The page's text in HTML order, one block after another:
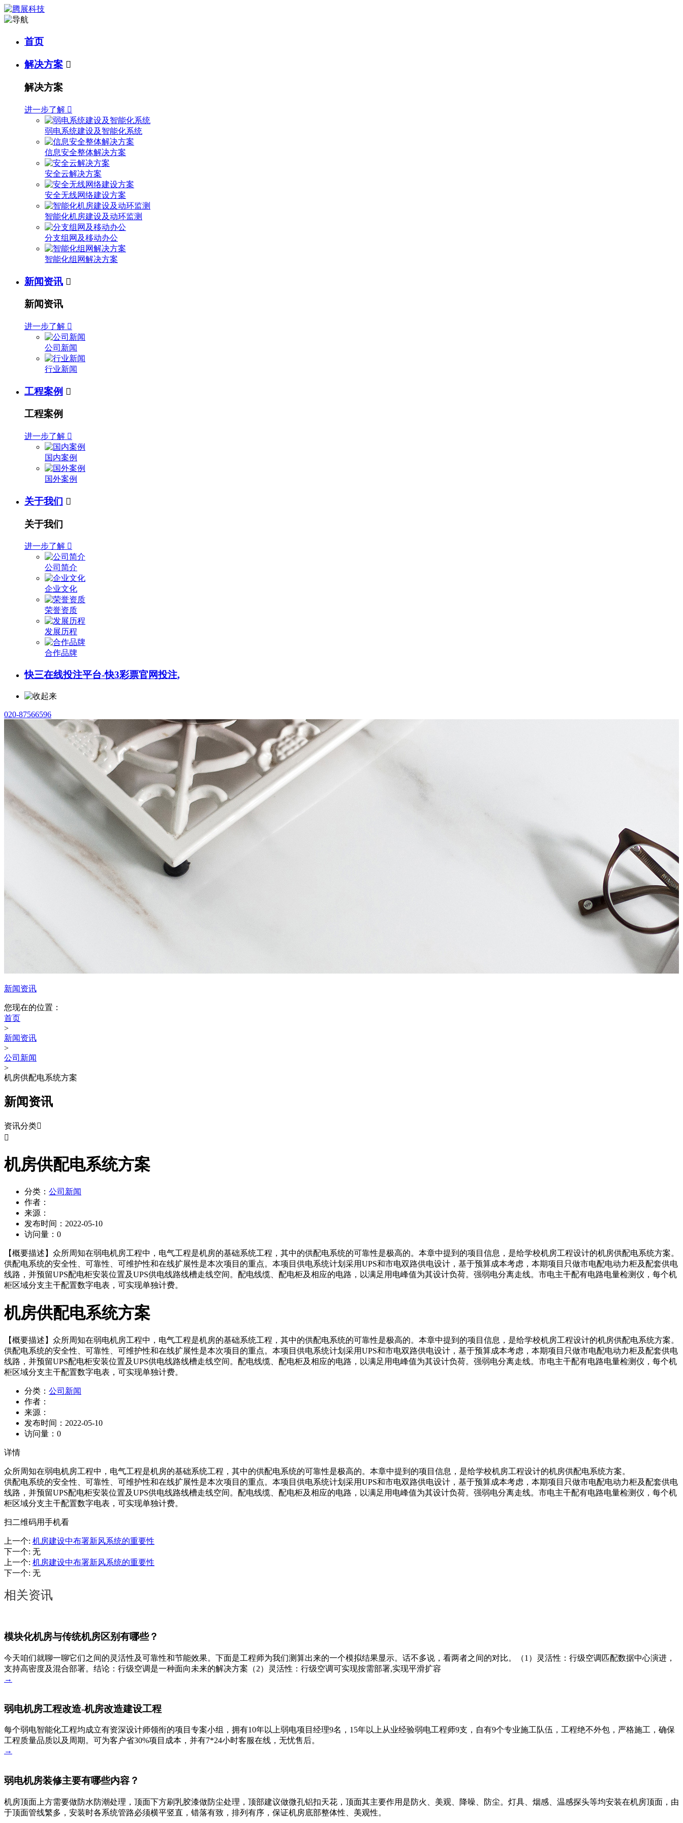
首页
解决方案 
解决方案
进一步了解 
弱电系统建设及智能化系统
信息安全整体解决方案
安全云解决方案
安全无线网络建设方案
智能化机房建设及动环监测
分支组网及移动办公
智能化组网解决方案
新闻资讯 
新闻资讯
进一步了解 
公司新闻
行业新闻
工程案例 
工程案例
进一步了解 
国内案例
国外案例
关于我们 
关于我们
进一步了解 
公司简介
企业文化
荣誉资质
发展历程
合作品牌
快三在线投注平台-快3彩票官网投注,
020-87566596
新闻资讯
您现在的位置：
首页
>
新闻资讯
>
公司新闻
>
机房供配电系统方案
新闻资讯
资讯分类

机房供配电系统方案
分类： 公司新闻
作者：
来源：
发布时间： 2022-05-10
访问量： 0
【概要描述】 众所周知在弱电机房工程中，电气工程是机房的基础系统工程，其中的供配电系统的可靠性是极高的。本章中提到的项目信息，是给学校机房工程设计的机房供配电系统方案。
供配电系统的安全性、可靠性、可维护性和在线扩展性是本次项目的重点。本项目供电系统计划采用UPS和市电双路供电设计，基于预算成本考虑，本期项目只做市电配电动力柜及配套供电
线路，并预留UPS配电柜安装位置及UPS供电线路线槽走线空间。配电线缆、配电柜及相应的电路，以满足用电峰值为其设计负荷。强弱电分离走线。市电主干配有电路电量检测仪，每个机
柜区域分支主干配置数字电表，可实现单独计费。
机房供配电系统方案
【概要描述】 众所周知在弱电机房工程中，电气工程是机房的基础系统工程，其中的供配电系统的可靠性是极高的。本章中提到的项目信息，是给学校机房工程设计的机房供配电系统方案。
供配电系统的安全性、可靠性、可维护性和在线扩展性是本次项目的重点。本项目供电系统计划采用UPS和市电双路供电设计，基于预算成本考虑，本期项目只做市电配电动力柜及配套供电
线路，并预留UPS配电柜安装位置及UPS供电线路线槽走线空间。配电线缆、配电柜及相应的电路，以满足用电峰值为其设计负荷。强弱电分离走线。市电主干配有电路电量检测仪，每个机
柜区域分支主干配置数字电表，可实现单独计费。
分类： 公司新闻
作者：
来源：
发布时间： 2022-05-10
访问量： 0
详情
众所周知在弱电机房工程中，电气工程是机房的基础系统工程，其中的供配电系统的可靠性是极高的。本章中提到的项目信息，是给学校机房工程设计的机房供配电系统方案。
供配电系统的安全性、可靠性、可维护性和在线扩展性是本次项目的重点。本项目供电系统计划采用UPS和市电双路供电设计，基于预算成本考虑，本期项目只做市电配电动力柜及配套供电
线路，并预留UPS配电柜安装位置及UPS供电线路线槽走线空间。配电线缆、配电柜及相应的电路，以满足用电峰值为其设计负荷。强弱电分离走线。市电主干配有电路电量检测仪，每个机
柜区域分支主干配置数字电表，可实现单独计费。
扫二维码用手机看
上一个: 机房建设中布署新风系统的重要性
下一个: 无
上一个: 机房建设中布署新风系统的重要性
下一个: 无
相关资讯
模块化机房与传统机房区别有哪些？
今天咱们就聊一聊它们之间的灵活性及可靠性和节能效果。下面是工程师为我们测算出来的一个模拟结果显示。话不多说，看两者之间的对比。（1）灵活性：行级空调匹配数据中心演进，
支持高密度及混合部署。结论：行级空调是一种面向未来的解决方案（2）灵活性：行级空调可实现按需部署,实现平滑扩容
→
弱电机房工程改造-机房改造建设工程
每个弱电智能化工程均成立有资深设计师领衔的项目专案小组，拥有10年以上弱电项目经理9名，15年以上从业经验弱电工程师9支，自有9个专业施工队伍，工程绝不外包，严格施工，确保
工程质量品质以及周期。可为客户省30%项目成本，并有7*24小时客服在线，无忧售后。
→
弱电机房装修主要有哪些内容？
机房顶面上方需要做防水防潮处理，顶面下方刷乳胶漆做防尘处理，顶部建议做微孔铝扣天花，顶面其主要作用是防火、美观、降噪、防尘。灯具、烟感、温感探头等均安装在机房顶面，由
于顶面管线繁多，安装时各系统管路必须横平竖直，错落有致，排列有序，保证机房底部整体性、美观性。